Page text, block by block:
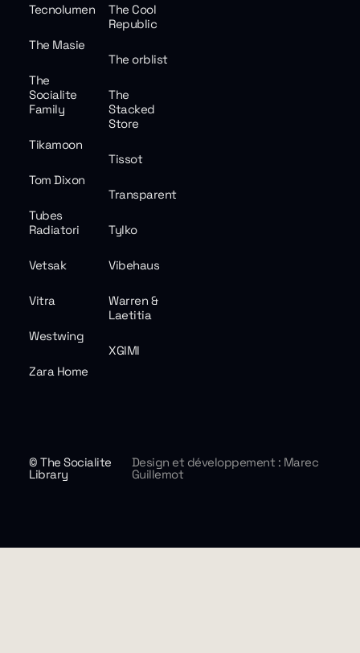
Tecnolumen
The Cool
Republic
The Masie
The orblist
The
Socialite
Family
The
Stacked
Store
Tikamoon
Tissot
Tom Dixon
Transparent
Tubes
Radiatori
Tylko
Vetsak Vibehaus
Vitra
Warren &
Laetitia
Westwing
XGIMI
Zara Home
© The Socialite
Library
Design et développement : Marec
Guillemot